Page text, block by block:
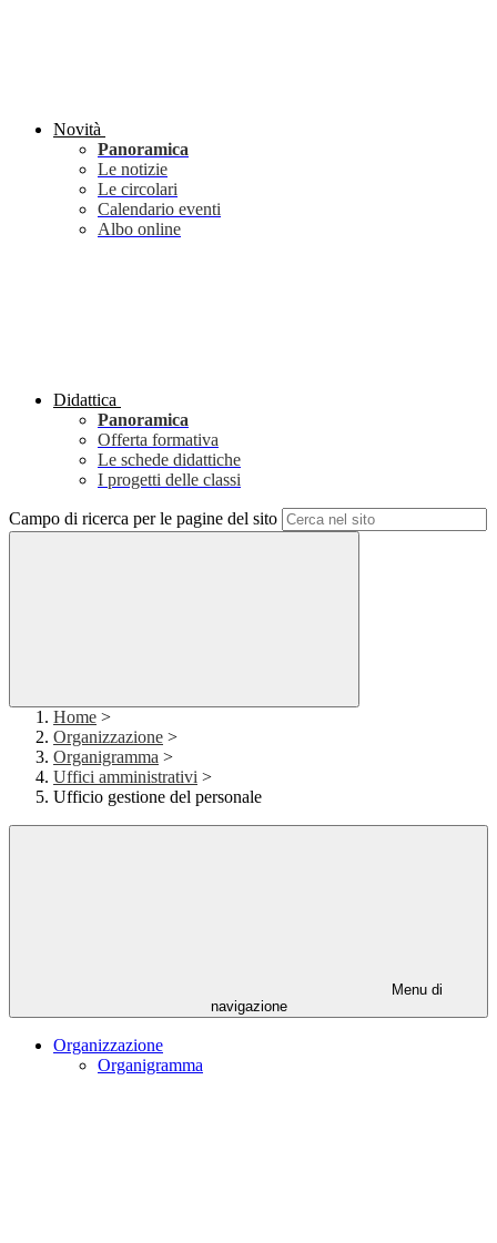
Novità
Panoramica
Le notizie
Le circolari
Calendario eventi
Albo online
Didattica
Panoramica
Offerta formativa
Le schede didattiche
I progetti delle classi
Campo di ricerca per le pagine del sito
Home >
Organizzazione >
Organigramma >
Uffici amministrativi >
Ufficio gestione del personale
Menu di
navigazione
Organizzazione
Organigramma